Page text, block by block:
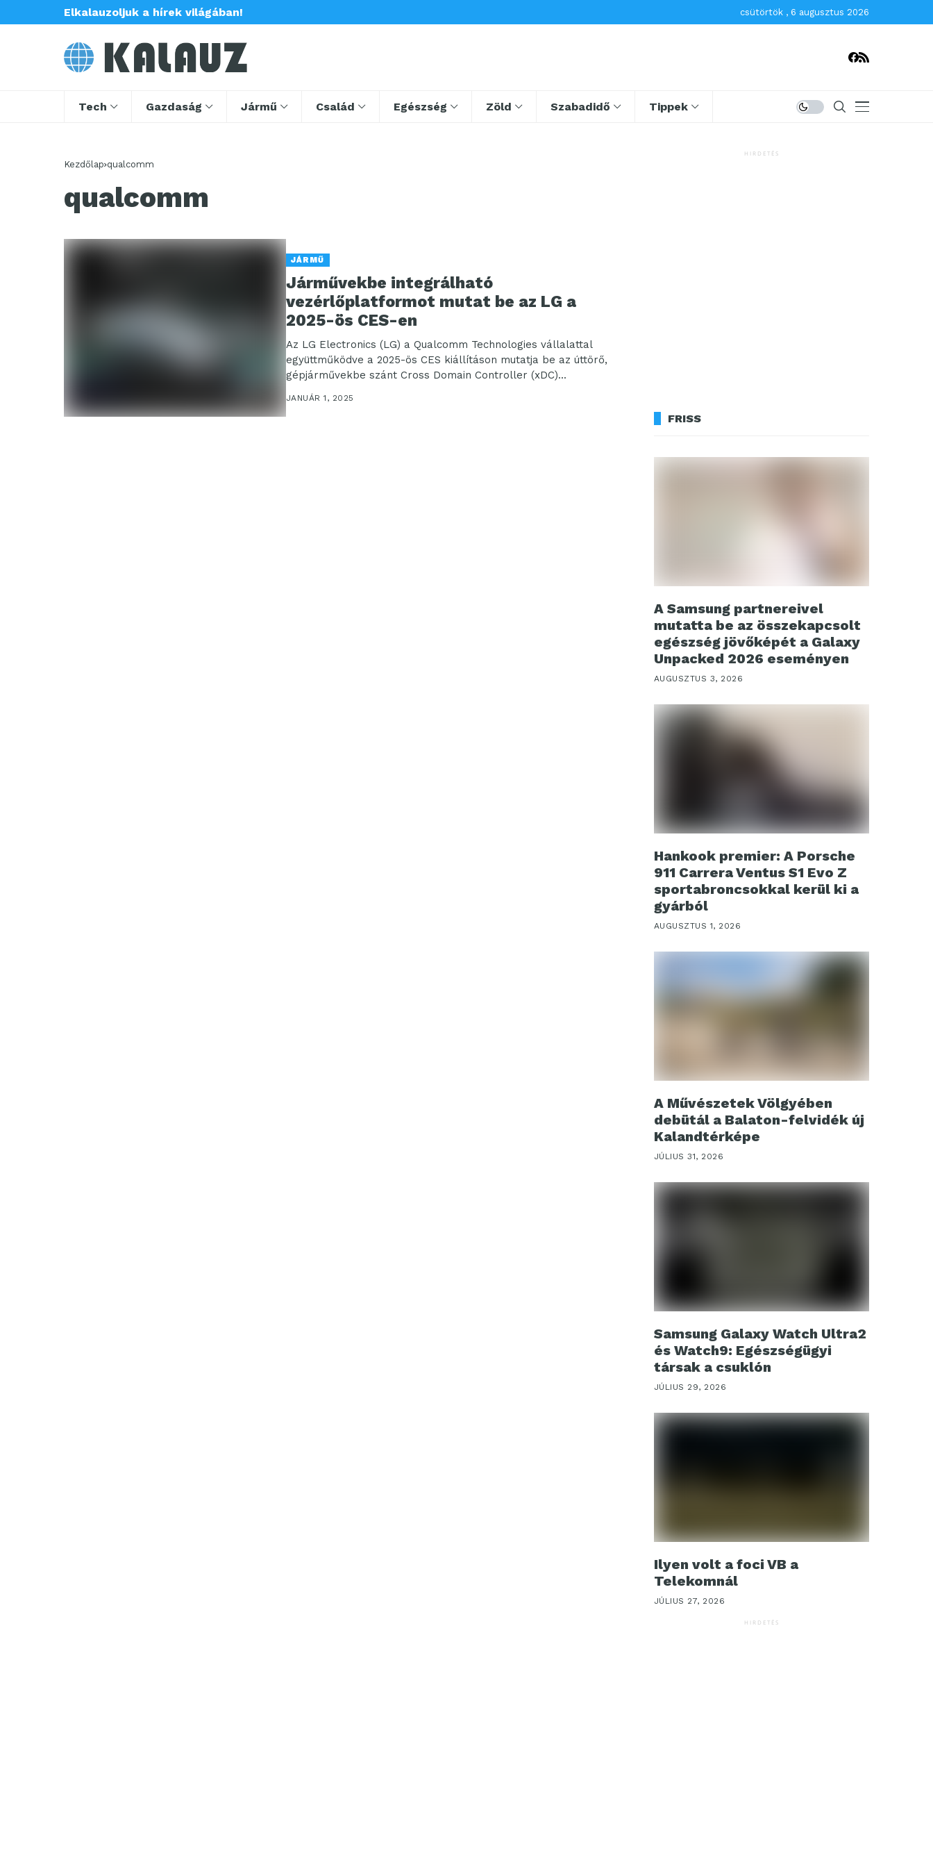
Elkalauzoljuk a hírek világában! csütörtök , 6 augusztus 2026
Tech Gazdaság Jármű Család Egészség Zöld Szabadidő Tippek
Kezdőlap qualcomm
qualcomm
JÁRMŰ
Járművekbe integrálható
vezérlőplatformot mutat be az LG a
2025-ös CES-en
Az LG Electronics (LG) a Qualcomm Technologies vállalattal
együttműködve a 2025-ös CES kiállításon mutatja be az úttörő,
gépjárművekbe szánt Cross Domain Controller (xDC)...
JANUÁR 1, 2025
HIRDETÉS
FRISS
A Samsung partnereivel
mutatta be az összekapcsolt
egészség jövőképét a Galaxy
Unpacked 2026 eseményen
AUGUSZTUS 3, 2026
Hankook premier: A Porsche
911 Carrera Ventus S1 Evo Z
sportabroncsokkal kerül ki a
gyárból
AUGUSZTUS 1, 2026
A Művészetek Völgyében
debütál a Balaton-felvidék új
Kalandtérképe
JÚLIUS 31, 2026
Samsung Galaxy Watch Ultra2
és Watch9: Egészségügyi
társak a csuklón
JÚLIUS 29, 2026
Ilyen volt a foci VB a
Telekomnál
JÚLIUS 27, 2026
HIRDETÉS